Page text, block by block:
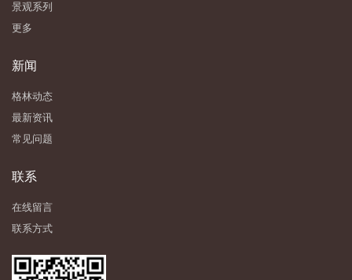
景观系列
更多
新闻
格林动态
最新资讯
常见问题
联系
在线留言
联系方式